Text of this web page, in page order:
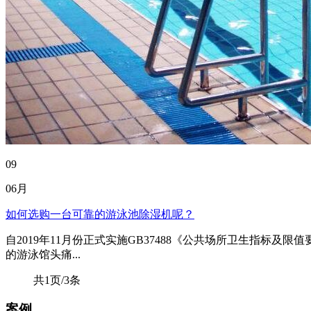
09
06月
如何选购一台可靠的游泳池除湿机呢？
自2019年11月份正式实施GB37488《公共场所卫生指标及限
的游泳馆头痛...
共1页/3条